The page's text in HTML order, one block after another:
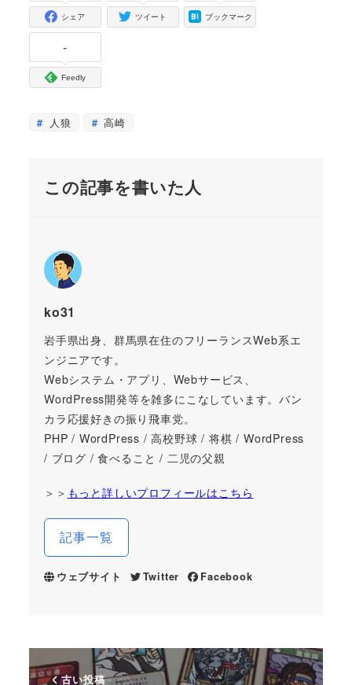
シェア ツイート ブックマーク
-
Feedly
人狼 高崎
この記事を書いた人
ko31
岩手県出身、群馬県在住のフリーランスWeb系エ
ンジニアです。
Webシステム・アプリ、Webサービス、
WordPress開発等を雑多にこなしています。バン
カラ応援好きの振り飛車党。
PHP / WordPress / 高校野球 / 将棋 / WordPress
/ ブログ / 食べること / 二児の父親
＞＞ もっと詳しいプロフィールはこちら
記事一覧
ウェブサイト Twitter Facebook
古い投稿